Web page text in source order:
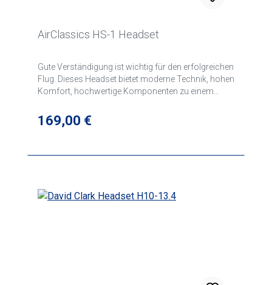
AirClassics HS-1 Headset
Gute Verständigung ist wichtig für den erfolgreichen
Flug. Dieses Headset bietet moderne Technik, hohen
Komfort, hochwertige Komponenten zu einem
gepolstertem Kopfbügel und weichen
Ohrmuscheln, Lautstärkeregulierung.
Regulärer Preis:
169,00 €